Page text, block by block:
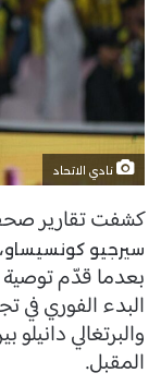
نادي الاتحاد
كشفت تقارير
سيرجيو كونسيساو
بعدما قدّم توصية
البدء الفوري في
والبرتغالي دانيلو
المقبل.